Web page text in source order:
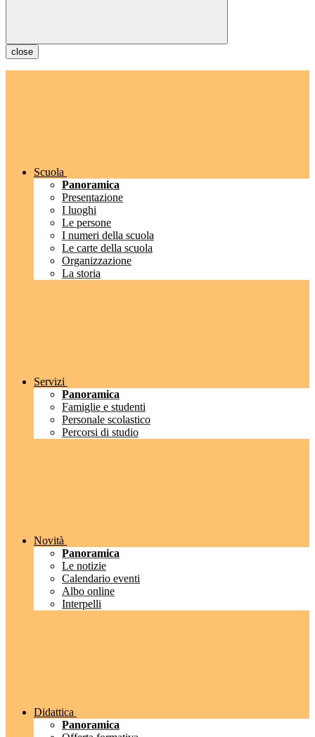
close
Scuola
Panoramica
Presentazione
I luoghi
Le persone
I numeri della scuola
Le carte della scuola
Organizzazione
La storia
Servizi
Panoramica
Famiglie e studenti
Personale scolastico
Percorsi di studio
Novità
Panoramica
Le notizie
Calendario eventi
Albo online
Interpelli
Didattica
Panoramica